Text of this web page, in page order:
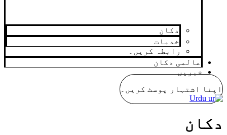
دکان
خدمات
رابطہ کریں۔
عالمی دکان
خبریں
اپنا اشتہار پوسٹ کریں۔
Urdu
دکان